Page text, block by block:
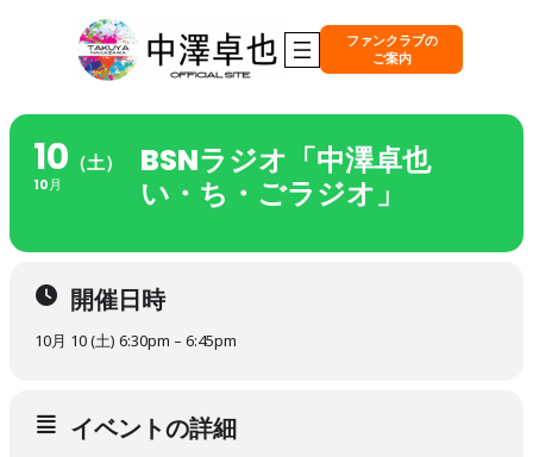
ファンクラブの
ご案内
10 （土）
10月
BSNラジオ「中澤卓也
い・ち・ごラジオ」
開催日時
10月 10 (土) 6:30pm – 6:45pm
イベントの詳細